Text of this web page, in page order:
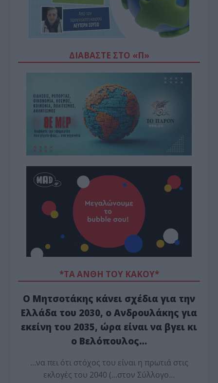
ΔΙΑΒΆΣΤΕ ΣΤΟ «Π»
*ΤΑ ΆΝΘΗ ΤΟΥ ΚΑΚΟΎ*
Ο Μητσοτάκης κάνει σχέδια για την
Ελλάδα του 2030, ο Ανδρουλάκης για
εκείνη του 2035, ώρα είναι να βγει κι
ο Βελόπουλος…
…να πει ότι στόχος του είναι η πρωτιά στις
εκλογές του 2040 (…στον Σύλλογο…